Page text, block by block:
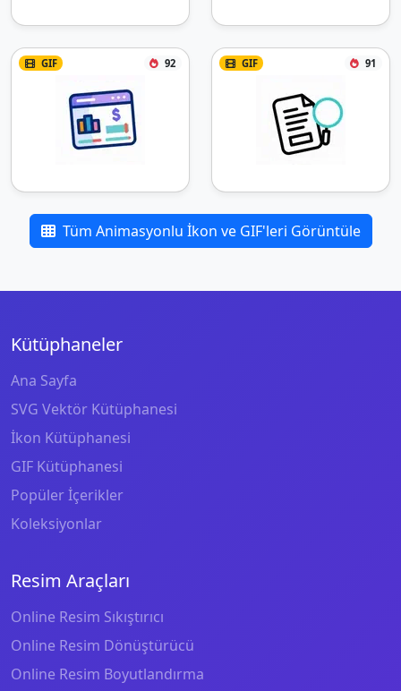
GIF 92 GIF 91
Tüm Animasyonlu İkon ve GIF'leri Görüntüle
Kütüphaneler
Ana Sayfa
SVG Vektör Kütüphanesi
İkon Kütüphanesi
GIF Kütüphanesi
Popüler İçerikler
Koleksiyonlar
Resim Araçları
Online Resim Sıkıştırıcı
Online Resim Dönüştürücü
Online Resim Boyutlandırma